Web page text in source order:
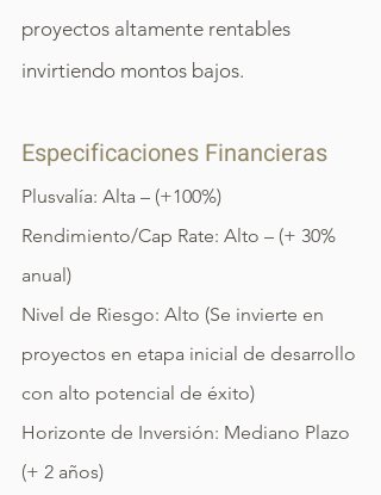
proyectos altamente rentables
invirtiendo montos bajos.
Especificaciones Financieras
Plusvalía: Alta – (+100%)
Rendimiento/Cap Rate: Alto – (+ 30%
anual)
Nivel de Riesgo: Alto (Se invierte en
proyectos en etapa inicial de desarrollo
con alto potencial de éxito)
Horizonte de Inversión: Mediano Plazo
(+ 2 años)